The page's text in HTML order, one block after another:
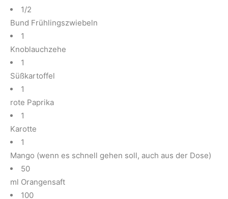
1/2
Bund Frühlingszwiebeln
1
Knoblauchzehe
1
Süßkartoffel
1
rote Paprika
1
Karotte
1
Mango (wenn es schnell gehen soll, auch aus der Dose)
50
ml Orangensaft
100